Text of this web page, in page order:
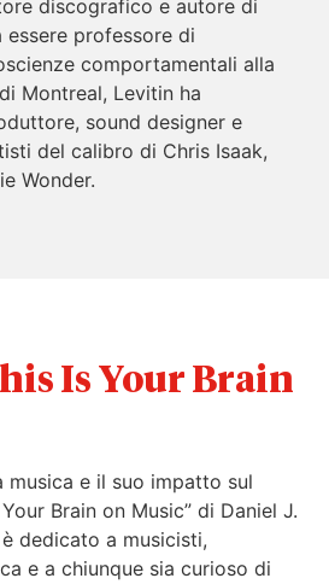
discografico e autore di
essere professore di
comportamentali alla
Montreal, Levitin ha
sound designer e
del calibro di Chris Isaak,
Wonder.
Is Your Brain
e il suo impatto sul
Brain on Music” di Daniel J.
dedicato a musicisti,
e a chiunque sia curioso di